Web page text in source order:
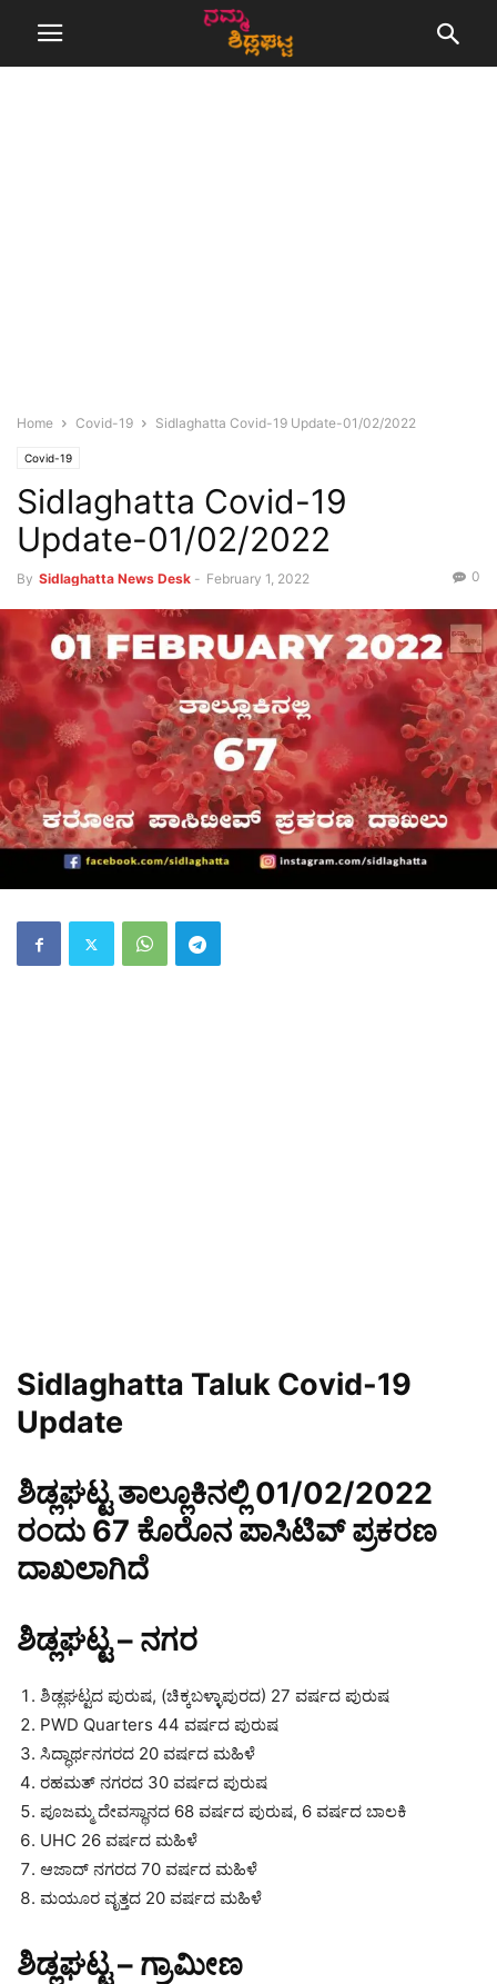
Home Covid-19 Sidlaghatta Covid-19 Update-01/02/2022
Covid-19
Sidlaghatta Covid-19
Update-01/02/2022
By Sidlaghatta News Desk - February 1, 2022 0
Sidlaghatta Taluk Covid-19
Update
ಶಿಡ್ಲಘಟ್ಟ ತಾಲ್ಲೂಕಿನಲ್ಲಿ 01/02/2022
ರಂದು 67 ಕೊರೊನ ಪಾಸಿಟಿವ್ ಪ್ರಕರಣ
ದಾಖಲಾಗಿದೆ
ಶಿಡ್ಲಘಟ್ಟ – ನಗರ
ಶಿಡ್ಲಘಟ್ಟದ ಪುರುಷ, (ಚಿಕ್ಕಬಳ್ಳಾಪುರದ) 27 ವರ್ಷದ ಪುರುಷ
PWD Quarters 44 ವರ್ಷದ ಪುರುಷ
ಸಿದ್ಧಾರ್ಥನಗರದ 20 ವರ್ಷದ ಮಹಿಳೆ
ರಹಮತ್ ನಗರದ 30 ವರ್ಷದ ಪುರುಷ
ಪೂಜಮ್ಮ ದೇವಸ್ಥಾನದ 68 ವರ್ಷದ ಪುರುಷ, 6 ವರ್ಷದ ಬಾಲಕಿ
UHC 26 ವರ್ಷದ ಮಹಿಳೆ
ಆಜಾದ್ ನಗರದ 70 ವರ್ಷದ ಮಹಿಳೆ
ಮಯೂರ ವೃತ್ತದ 20 ವರ್ಷದ ಮಹಿಳೆ
ಶಿಡ್ಲಘಟ್ಟ – ಗ್ರಾಮೀಣ